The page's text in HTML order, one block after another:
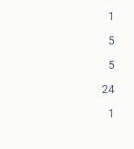
1
5
5
24
1